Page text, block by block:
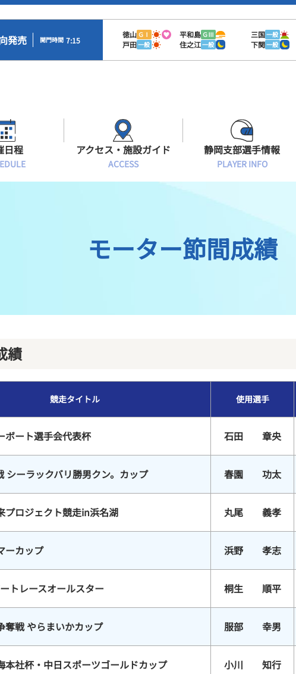
発売 開門時間 7:15
徳山 ＧⅠ 平和島 ＧⅢ 三国一般
戸田一般 住之江一般 下関一般
キング
ボートデータ
出目データ
日程 アクセス・施設ガイド
ACCESS
有料席情報
特別観覧施設ROKU浜名湖
静岡支部選手情報
PLAYER INFO
選手募集
レーサーズファイル
モーター節間成績
績
競走タイトル 使用選手
ボート選手会代表杯 石田 章央
シーラックバリ勝男クン。カップ 春園 功太
プロジェクト競走in浜名湖 丸尾 義孝
ーカップ 浜野 孝志
トレースオールスター 桐生 順平
奪戦 やらまいかカップ 服部 幸男
本社杯・中日スポーツゴールドカップ 小川 知行